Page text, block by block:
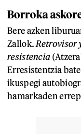
Borroka
Bere azken
Zallok. Retrovisor
resistencia
Erresistentzia
ikuspegi
hamarkaden